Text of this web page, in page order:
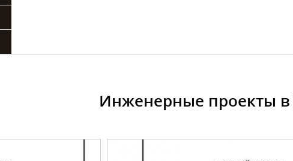
Инженерные проекты